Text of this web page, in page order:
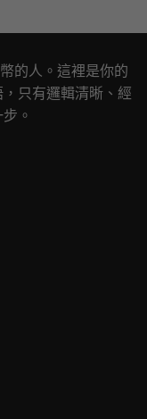
的人。這裡是你的
只有邏輯清晰、經
。